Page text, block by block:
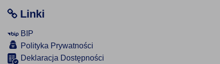
Linki
BIP
Polityka Prywatności
Deklaracja Dostępności